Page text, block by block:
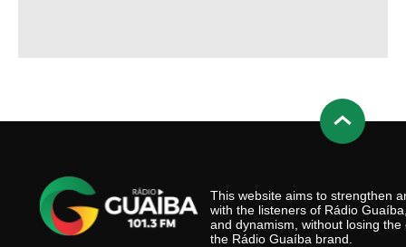
This website aims to strengthen
with the listeners of Rádio
and dynamism, without losing
the Rádio Guaíba brand.